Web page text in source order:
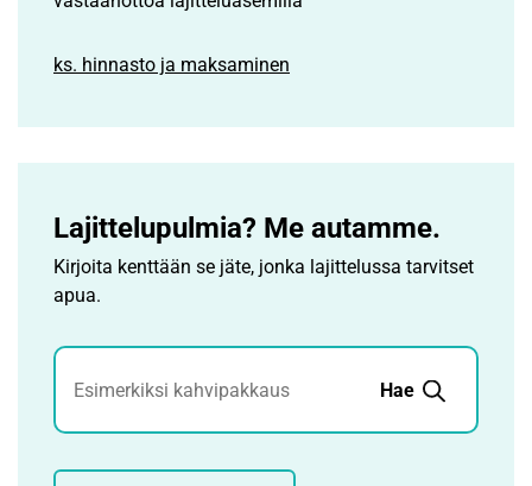
ks. hinnasto ja maksaminen
Lajittelupulmia? Me autamme.
Kirjoita kenttään se jäte, jonka lajittelussa tarvitset
apua.
Jätehaku
Hae